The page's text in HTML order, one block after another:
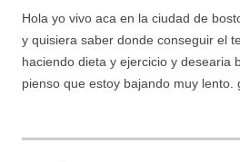
Hola yo vivo aca en la ciudad de
y quisiera saber donde conseguir el
haciendo dieta y ejercicio y desearia
pienso que estoy bajando muy lento.